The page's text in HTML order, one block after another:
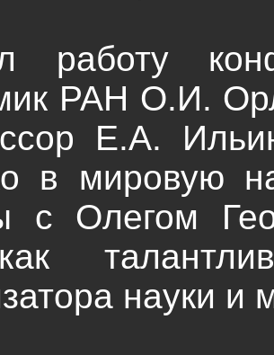
работу
РАН О.И.
Е.А.
в мировую
с Олегом
науки и